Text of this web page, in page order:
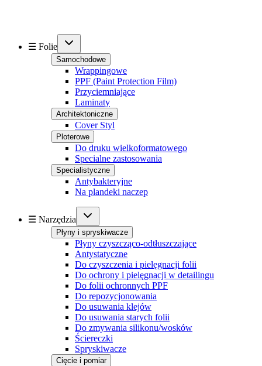
☰ Folie
Samochodowe
Wrappingowe
PPF (Paint Protection Film)
Przyciemniające
Laminaty
Architektoniczne
Cover Styl
Ploterowe
Do druku wielkoformatowego
Specialne zastosowania
Specialistyczne
Antybakteryjne
Na plandeki naczep
☰ Narzędzia
Płyny i spryskiwacze
Płyny czyszcząco-odtłuszczające
Antystatyczne
Do czyszczenia i pielęgnacji folii
Do ochrony i pielęgnacji w detailingu
Do folii ochronnych PPF
Do repozycjonowania
Do usuwania klejów
Do usuwania starych folii
Do zmywania silikonu/wosków
Ściereczki
Spryskiwacze
Cięcie i pomiar